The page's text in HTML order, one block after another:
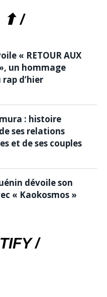
⬆ /
« RETOUR AUX
», un hommage
d’hier
: histoire
ses relations
et de ses couples
dévoile son
« Kaokosmos »
/